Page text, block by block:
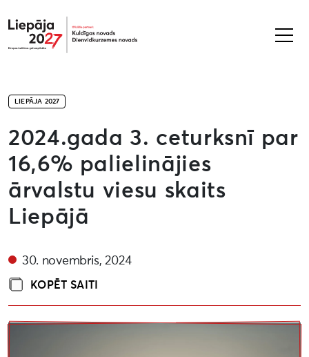
Liepāja2027
LIEPĀJA 2027
2024.gada 3. ceturksnī par
16,6% palielinājies
ārvalstu viesu skaits
Liepājā
30. novembris, 2024
KOPĒT SAITI